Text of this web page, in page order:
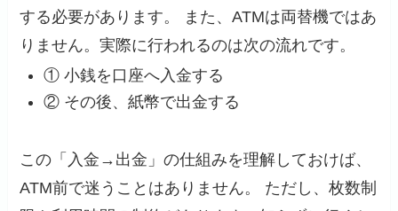
する必要があります。 また、ATMは両替機ではあ
りません。実際に行われるのは次の流れです。
① 小銭を口座へ入金する
② その後、紙幣で出金する
この「入金→出金」の仕組みを理解しておけば、
ATM前で迷うことはありません。 ただし、枚数制